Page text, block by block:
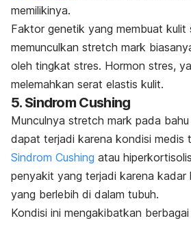
memilikinya.
Faktor genetik yang membuat kulit
memunculkan stretch mark
oleh tingkat stres. Hormon stres,
melemahkan serat elastis kulit.
5. Sindrom Cushing
Munculnya stretch mark pada
dapat terjadi karena kondisi medis
Sindrom Cushing atau
penyakit yang terjadi karena kadar
yang berlebih di dalam tubuh.
Kondisi ini mengakibatkan